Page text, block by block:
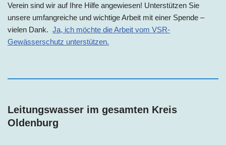
Verein sind wir auf Ihre Hilfe angewiesen! Unterstützen Sie
unsere umfangreiche und wichtige Arbeit mit einer Spende –
vielen Dank. Ja, ich möchte die Arbeit vom VSR-
Gewässerschutz unterstützen.
Leitungswasser im gesamten Kreis
Oldenburg